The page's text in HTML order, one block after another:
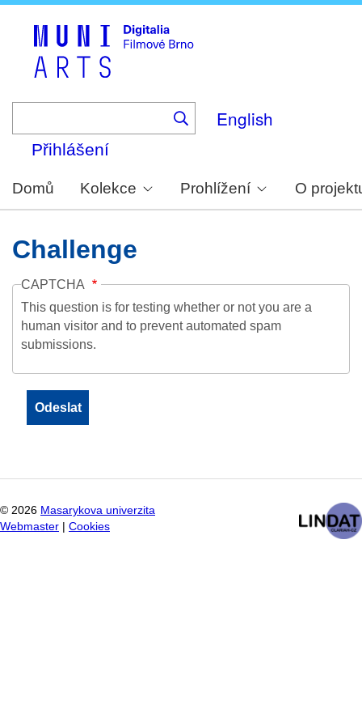
English
Přihlášení
Domů Kolekce Prohlížení O
Challenge
CAPTCHA
This question is for testing whether or not you are a
human visitor and to prevent automated spam
submissions.
© 2026 Masarykova univerzita
Webmaster
Cookies